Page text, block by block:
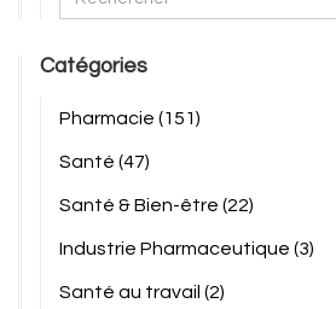
Catégories
Pharmacie (151)
Santé (47)
Santé & Bien-être (22)
Industrie Pharmaceutique (3)
Santé au travail (2)